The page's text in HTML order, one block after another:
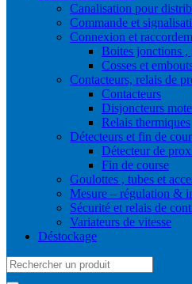
Canalisation pour
Commande et
Connexion et
Boites jonctions ,
Cosses et
Contacteurs, relais de
Contacteurs
Disjoncteurs
Relais thermiques
Détecteurs et fin de
Détecteur de
Fin de course
Goulottes , tubes et
Mesure – régulation &
Sécurité et relais de
Variateurs de vitesse
Déstockage
Search
for: